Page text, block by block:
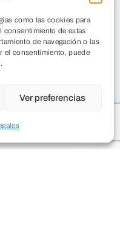
como las cookies para
consentimiento de estas
de navegación o las
el consentimiento, puede
Ver preferencias